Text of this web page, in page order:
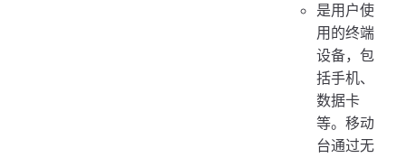
是用户使
用的终端
设备，包
括手机、
数据卡
等。移动
台通过无